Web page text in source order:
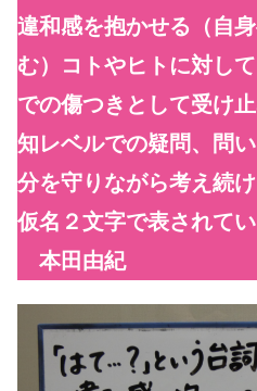
違和感を抱かせる（自
む）コトやヒトに対し
での傷つきとして受け
知レベルでの疑問、問
分を守りながら考え続
仮名２文字で表されてい
本田由紀